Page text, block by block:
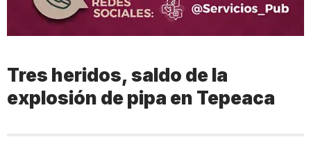
Tres heridos, saldo de la
explosión de pipa en Tepeaca